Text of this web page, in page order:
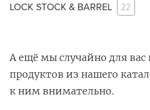
LOCK STOCK & BARREL 22
А ещё мы случайно для вас
продуктов из нашего
к ним внимательно.